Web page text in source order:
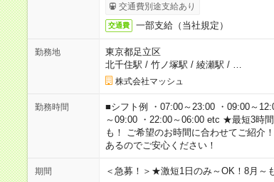
交通費別途支給あり
交通費 一部支給（当社規定）
勤務地
東京都足立区
北千住駅 / 竹ノ塚駅 / 綾瀬駅 /
株式会社マッシュ
勤務時間
■シフト例 ・07:00～23:00 ・09:00～
～09:00 ・22:00～06:00 etc ★最短3時
も！ ご希望のお時間に合わせてご紹
あるのでご安心ください！
期間 ＜急募！＞★激短1日のみ～OK！8月～